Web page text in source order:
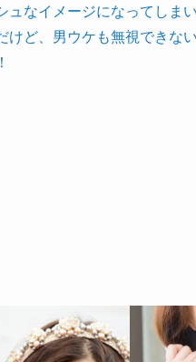
なイメージになってしま
ど、男ウケも無視できな